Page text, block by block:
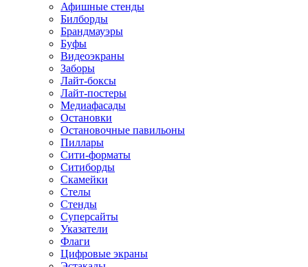
Афишные стенды
Билборды
Брандмауэры
Буфы
Видеоэкраны
Заборы
Лайт-боксы
Лайт-постеры
Медиафасады
Остановки
Остановочные павильоны
Пиллары
Сити-форматы
Ситиборды
Скамейки
Стелы
Стенды
Суперсайты
Указатели
Флаги
Цифровые экраны